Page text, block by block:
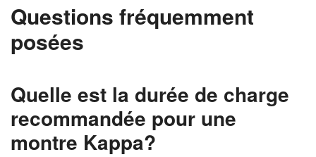
Questions fréquemment
posées
Quelle est la durée de charge
recommandée pour une
montre Kappa?